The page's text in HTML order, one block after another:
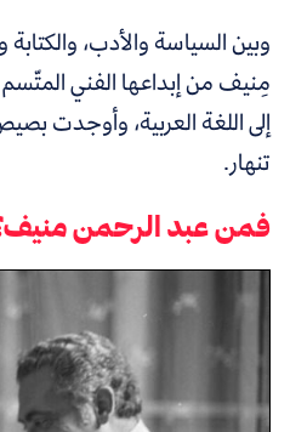
وبين السياسة والأدب، والكتابة
مِنيف من إبداعها الفني
إلى اللغة العربية، وأوجدت
تنهار.
فمن عبد الرحمن منيف؟